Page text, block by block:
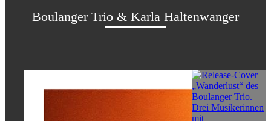
Boulanger Trio & Karla Haltenwanger